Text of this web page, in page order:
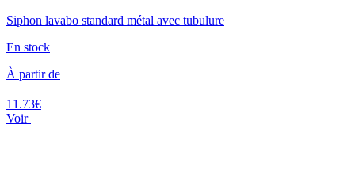
Siphon lavabo standard métal avec tubulure
En stock
À partir de
11.73€
Voir